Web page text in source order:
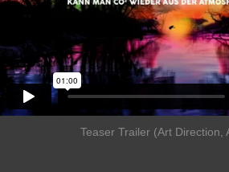
Teaser Trailer (Art Direction,